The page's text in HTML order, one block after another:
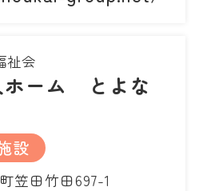
祉会
ホーム とよな
設
笠田竹田697-1